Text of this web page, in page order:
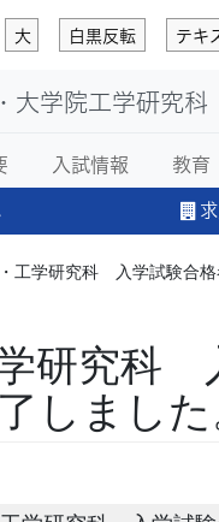
大 白黒反転 テキ
大学院工学研究科
入試情報 教育
工学研究科 入学試験合格
研究科
しました